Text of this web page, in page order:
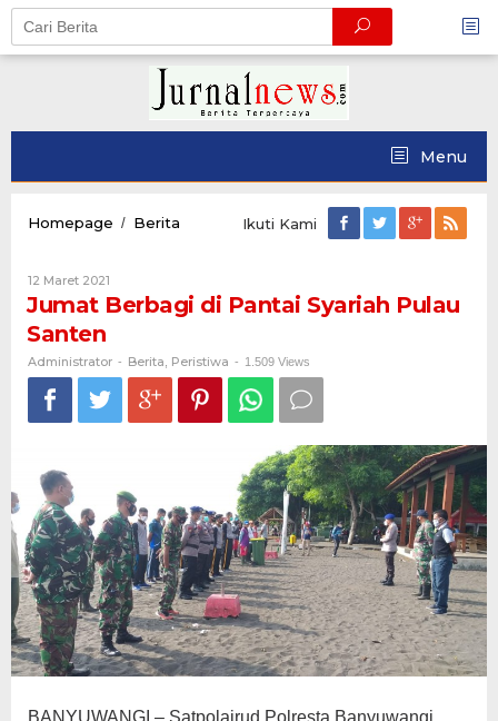
Skip
content
Menu
Homepage / Berita
Syariah
Pulau
Ikuti Kami
12 Maret 2021
Administrator
Jumat Berbagi di Pantai Syariah Pulau
Santen
Administrator - Berita, Peristiwa - 1.509 Views